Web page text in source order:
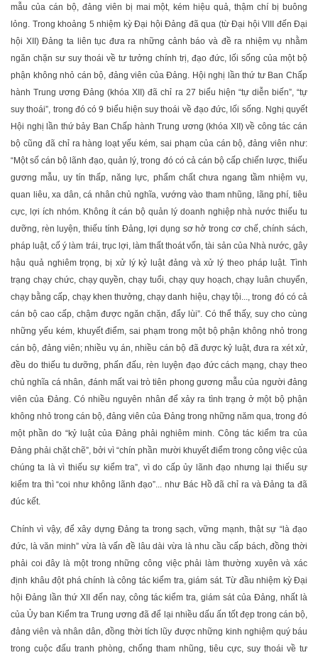
mẫu của cán bộ, đảng viên bị mai một, kém hiệu quả, thậm chí bị buông
lỏng. Trong khoảng 5 nhiệm kỳ Đại hội Đảng đã qua (từ Đại hội VIII đến Đại
hội XII) Đảng ta liên tục đưa ra những cảnh báo và đề ra nhiệm vụ nhằm
ngăn chặn sư suy thoái về tư tưởng chính trị, đạo đức, lối sống của một bộ
phận không nhỏ cán bộ, đảng viên của Đảng. Hội nghị lần thứ tư Ban Chấp
hành Trung ương Đảng (khóa XII) đã chỉ ra 27 biểu hiện “tự diễn biến”, “tự
suy thoái”, trong đó có 9 biểu hiện suy thoái về đạo đức, lối sống. Nghị quyết
Hội nghị lần thứ bảy Ban Chấp hành Trung ương (khóa XII) về công tác cán
bộ cũng đã chỉ ra hàng loạt yếu kém, sai phạm của cán bộ, đảng viên như:
“Một số cán bộ lãnh đạo, quản lý, trong đó có cả cán bộ cấp chiến lược, thiếu
gương mẫu, uy tín thấp, năng lực, phẩm chất chưa ngang tầm nhiệm vụ,
quan liêu, xa dân, cá nhân chủ nghĩa, vướng vào tham nhũng, lãng phí, tiêu
cực, lợi ích nhóm. Không ít cán bộ quản lý doanh nghiệp nhà nước thiếu tu
dưỡng, rèn luyện, thiếu tính Đảng, lợi dụng sơ hở trong cơ chế, chính sách,
pháp luật, cố ý làm trái, trục lợi, làm thất thoát vốn, tài sản của Nhà nước, gây
hậu quả nghiêm trọng, bị xử lý kỷ luật đảng và xử lý theo pháp luật. Tình
trạng chạy chức, chạy quyền, chạy tuổi, chạy quy hoạch, chạy luân chuyển,
chạy bằng cấp, chạy khen thưởng, chạy danh hiệu, chạy tội..., trong đó có cả
cán bộ cao cấp, chậm được ngăn chặn, đẩy lùi”. Có thể thấy, suy cho cùng
những yếu kém, khuyết điểm, sai phạm trong một bộ phận không nhỏ trong
cán bộ, đảng viên; nhiều vụ án, nhiều cán bộ đã được kỷ luật, đưa ra xét xử,
đều do thiếu tu dưỡng, phấn đấu, rèn luyện đạo đức cách mạng, chạy theo
chủ nghĩa cá nhân, đánh mất vai trò tiên phong gương mẫu của người đảng
viên của Đảng. Có nhiều nguyên nhân để xảy ra tình trạng ở một bộ phận
không nhỏ trong cán bộ, đảng viên của Đảng trong những năm qua, trong đó
một phần do “kỷ luật của Đảng phải nghiêm minh. Công tác kiểm tra của
Đảng phải chặt chẽ”, bởi vì “chín phần mười khuyết điểm trong công việc của
chúng ta là vì thiếu sự kiểm tra”, vì do cấp ủy lãnh đạo nhưng lại thiếu sự
kiểm tra thì “coi như không lãnh đạo”... như Bác Hồ đã chỉ ra và Đảng ta đã
đúc kết.
Chính vì vậy, để xây dựng Đảng ta trong sạch, vững mạnh, thật sự “là đạo
đức, là văn minh” vừa là vấn đề lâu dài vừa là nhu cầu cấp bách, đồng thời
phải coi đây là một trong những công việc phải làm thường xuyên và xác
định khâu đột phá chính là công tác kiểm tra, giám sát. Từ đầu nhiệm kỳ Đại
hội Đảng lần thứ XII đến nay, công tác kiểm tra, giám sát của Đảng, nhất là
của Ủy ban Kiểm tra Trung ương đã để lại nhiều dấu ấn tốt đẹp trong cán bộ,
đảng viên và nhân dân, đồng thời tích lũy được những kinh nghiệm quý báu
trong cuộc đấu tranh phòng, chống tham nhũng, tiêu cực, suy thoái về tư